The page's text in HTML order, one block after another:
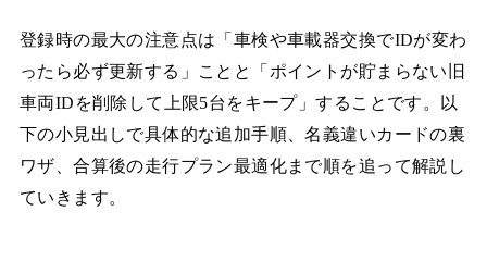
登録時の最大の注意点は「車検や車載器交換でIDが変わ
ったら必ず更新する」ことと「ポイントが貯まらない旧
車両IDを削除して上限5台をキープ」することです。以
下の小見出しで具体的な追加手順、名義違いカードの裏
ワザ、合算後の走行プラン最適化まで順を追って解説し
ていきます。